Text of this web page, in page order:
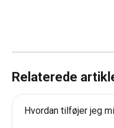
Relaterede
Hvordan tilføjer jeg